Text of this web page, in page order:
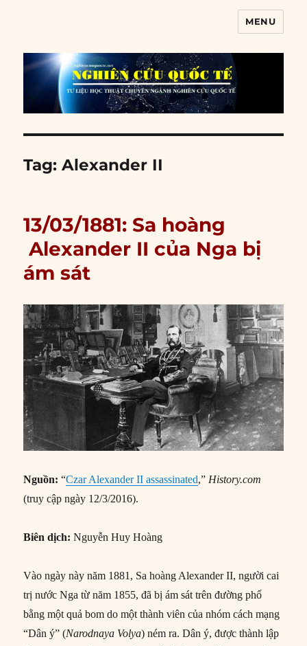
MENU
Tag:Alexander II
13/03/1881: Sa hoàng
Alexander II của Nga bị
ám sát
Nguồn: “Czar Alexander II assassinated,” History.com
(truy cập ngày 12/3/2016).
Biên dịch: Nguyễn Huy Hoàng
Vào ngày này năm 1881, Sa hoàng Alexander II, người cai
trị nước Nga từ năm 1855, đã bị ám sát trên đường phố
bằng một quả bom do một thành viên của nhóm cách mạng
“Dân ý” (Narodnaya Volya) ném ra. Dân ý, được thành lập